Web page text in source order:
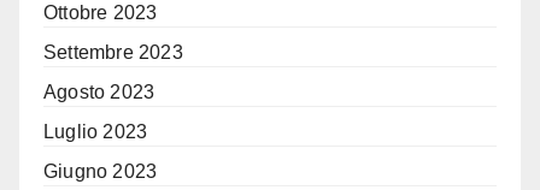
Ottobre 2023
Settembre 2023
Agosto 2023
Luglio 2023
Giugno 2023